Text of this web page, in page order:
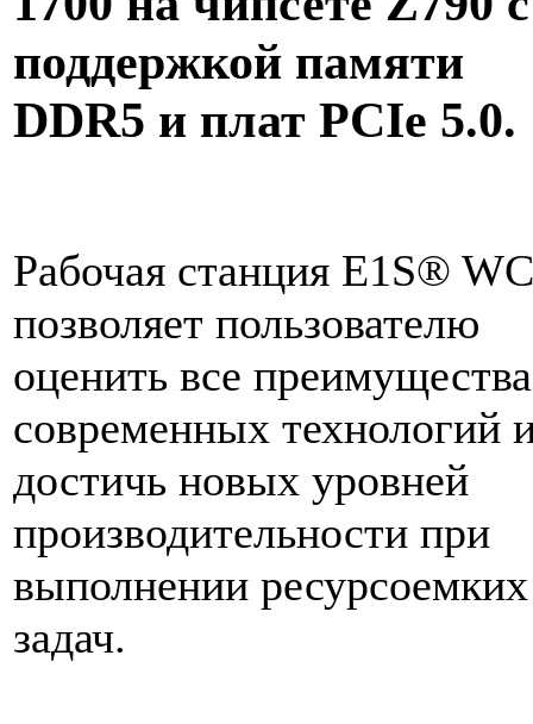
поддержкой памяти
DDR5 и плат PCIe 5.0.
Рабочая станция E1S®
позволяет пользователю
оценить все преимущества
современных технологий
достичь новых уровней
производительности при
выполнении ресурсоемких
задач.